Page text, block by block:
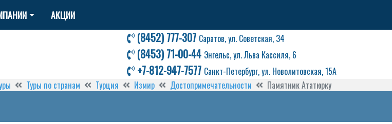
АКЦИИ
(8452) 777-307 Саратов, ул. Советская, 34
(8453) 71-00-44 Энгельс, ул. Льва Кассиля, 6
+7-812-947-7577 Санкт-Петербург, ул. Новолитовская, 15А
Туры по странам Турция Измир Достопримечательности Памятник Ататюрку